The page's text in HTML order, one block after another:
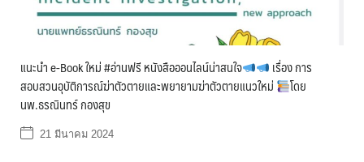
แนะนำ e-Book ใหม่ #อ่านฟรี หนังสือออนไลน์น่าสนใจ
เรื่อง การ
สอบสวนอุบัติการณ์ฆ่าตัวตายและพยายามฆ่าตัวตายแนวใหม่
โดย
นพ.ธรณินทร์ กองสุข
21 มีนาคม 2024